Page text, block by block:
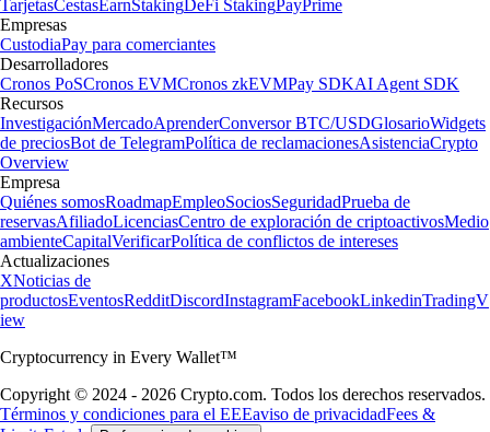
TarjetasCestasEarnStaking DeFi StakingPayPrime
Empresas
CustodiaPay para comerciantes
Desarrolladores
Cronos PoSCronos EVMCronos zkEVMPay SDKAI Agent SDK
Recursos
InvestigaciónMercadoAprenderConversor BTC/USDGlosarioWidgets
de preciosBot de TelegramPolítica de reclamacionesAsistenciaCrypto
Overview
Empresa
Quiénes somosRoadmapEmpleoSociosSeguridadPrueba de
reservasAfiliadoLicenciasCentro de exploración de criptoactivosMedio
ambienteCapitalVerificarPolítica de conflictos de intereses
Actualizaciones
XNoticias de
productosEventosRedditDiscordInstagramFacebookLinkedinTradingV
iew
Cryptocurrency in Every Wallet™
Copyright © 2024 - 2026 Crypto.com. Todos los derechos reservados.
Términos y condiciones para el EEEaviso de privacidadFees &